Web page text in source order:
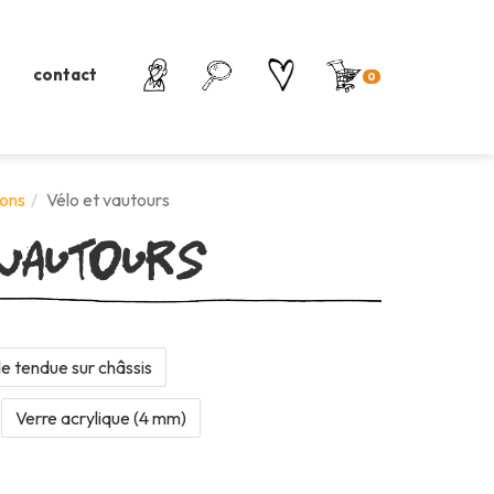
0
contact
Vélo et vautours